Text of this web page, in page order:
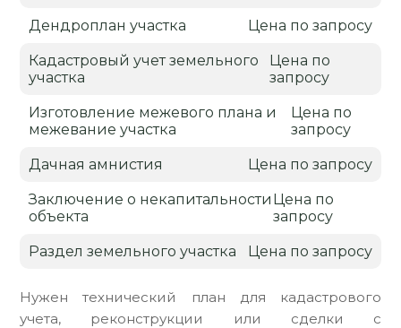
Нужен технический план для кадастрового
учета, реконструкции или сделки с
Дендроплан участка Цена по запросу
Кадастровый учет земельного
участка
Цена по
запросу
Изготовление межевого плана и
межевание участка
Цена по
запросу
Дачная амнистия Цена по запросу
Заключение о некапитальности
объекта
Цена по
запросу
Раздел земельного участка Цена по запросу